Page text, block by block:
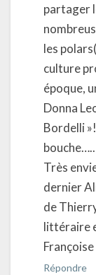
partager
les
culture
époque,
Donna
Bordelli
bouche…..
Très
dernier
de
littéraire
Françoise
Répondre